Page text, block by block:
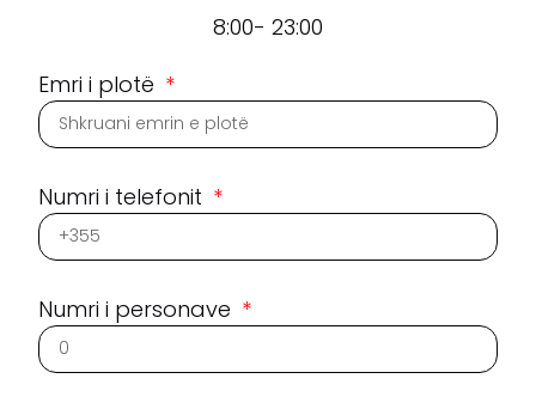
8:00- 23:00
Emri i plotë
Numri i telefonit
Numri i personave